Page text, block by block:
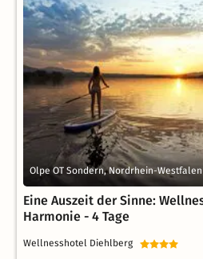
Olpe OT Sondern, Nordrhein-Westfalen
Eine Auszeit der Sinne:
Harmonie - 4 Tage
Wellnesshotel Diehlberg